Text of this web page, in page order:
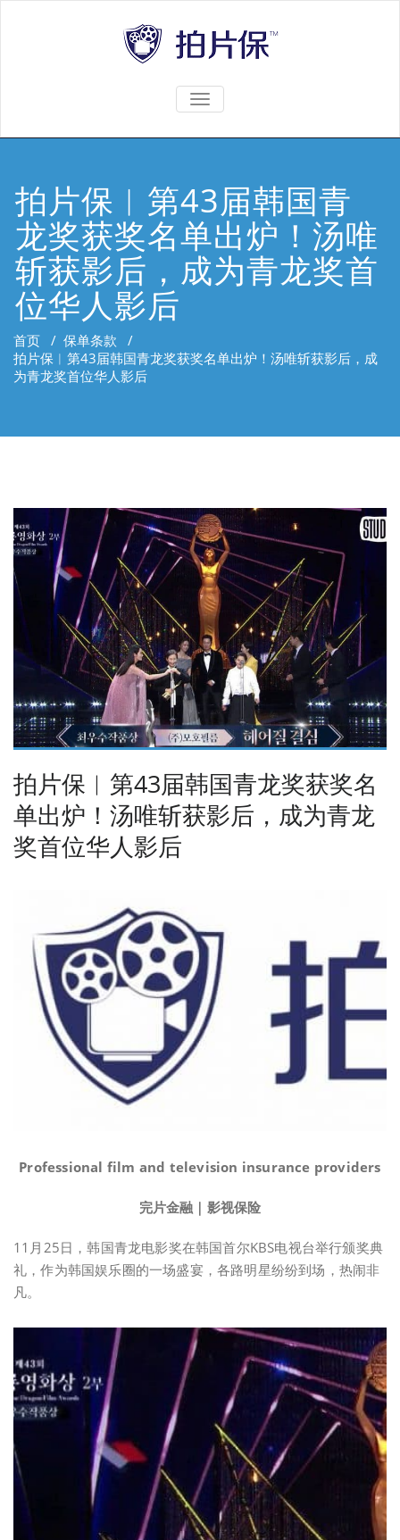
TOGGLE
拍片保︱第43届韩国青
龙奖获奖名单出炉！汤唯
斩获影后，成为青龙奖首
位华人影后
首页 / 保单条款 /
拍片保︱第43届韩国青龙奖获奖名单出炉！汤唯斩获影后，成
为青龙奖首位华人影后
拍片保︱第43届韩国青龙奖获奖名
单出炉！汤唯斩获影后，成为青龙
奖首位华人影后
Professional film and television insurance providers
完片金融｜影视保险
11月25日，韩国青龙电影奖在韩国首尔KBS电视台举行颁奖典
礼，作为韩国娱乐圈的一场盛宴，各路明星纷纷到场，热闹非
凡。